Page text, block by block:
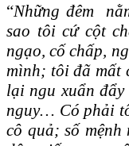
“Những đêm
sao tôi cứ cột
ngạo, cố chấp,
mình; tôi đã mất
lại ngu xuẩn
nguy… Có phải
cô quả; số